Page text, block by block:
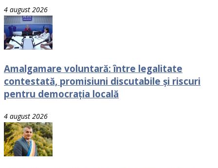
4 august 2026
Amalgamare voluntară: între legalitate
contestată, promisiuni discutabile și riscuri
pentru democrația locală
4 august 2026